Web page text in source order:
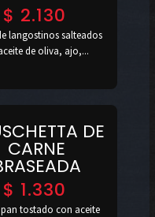
$ 2.130
langostinos salteados
de oliva, ajo,...
DE
CARNE
$ 1.330
pan tostado con aceite